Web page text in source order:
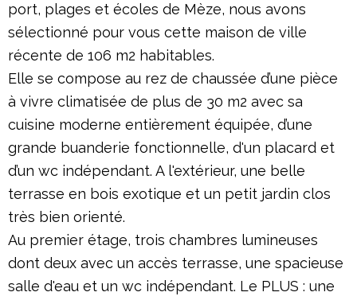
port, plages et écoles de Mèze, nous avons
sélectionné pour vous cette maison de ville
récente de 106 m2 habitables.
Elle se compose au rez de chaussée d’une pièce
à vivre climatisée de plus de 30 m2 avec sa
cuisine moderne entièrement équipée, d’une
grande buanderie fonctionnelle, d'un placard et
d’un wc indépendant. A l'extérieur, une belle
terrasse en bois exotique et un petit jardin clos
très bien orienté.
Au premier étage, trois chambres lumineuses
dont deux avec un accès terrasse, une spacieuse
salle d'eau et un wc indépendant. Le PLUS : une